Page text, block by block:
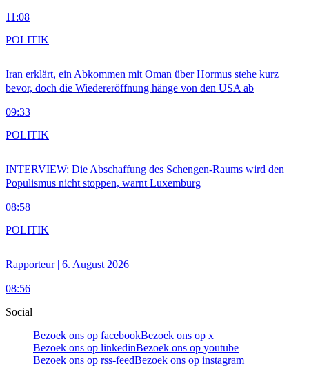
11:08
Iran erklärt, ein Abkommen mit Oman über Hormus stehe kurz
bevor, doch die Wiedereröffnung hänge von den USA ab
09:33
POLITIK
INTERVIEW: Die Abschaffung des Schengen-Raums wird den
Populismus nicht stoppen, warnt Luxemburg
08:58
POLITIK
Rapporteur | 6. August 2026
08:56
POLITIK
Social
Bezoek ons op facebookBezoek ons op x
Bezoek ons op linkedinBezoek ons op youtube
Bezoek ons op rss-feedBezoek ons op instagram